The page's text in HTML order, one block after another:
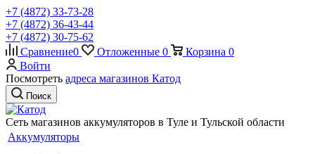
+7 (4872) 33-73-28
+7 (4872) 36-43-44
+7 (4872) 30-75-62
Сравнение0 Отложенные 0 Корзина 0
Войти
Посмотреть адреса магазинов Катод
Поиск
Сеть магазинов аккумуляторов в Туле и Тульской области
Аккумуляторы